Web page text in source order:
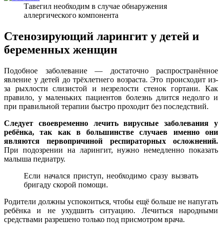
Тавегил необходим в случае обнаружения
аллергического компонента
Стенозирующий ларингит у детей и
беременных женщин
Подобное заболевание — достаточно распространённое
явление у детей до трёхлетнего возраста. Это происходит из-
за рыхлости слизистой и незрелости стенок гортани. Как
правило, у маленьких пациентов болезнь длится недолго и
при правильной терапии быстро проходит без последствий.
Следует своевременно лечить вирусные заболевания у
ребёнка, так как в большинстве случаев именно они
являются первопричиной респираторных осложнений.
При подозрении на ларингит, нужно немедленно показать
малыша педиатру.
Если начался приступ, необходимо сразу вызвать
бригаду скорой помощи.
Родители должны успокоиться, чтобы ещё больше не напугать
ребёнка и не ухудшить ситуацию. Лечиться народными
средствами разрешено только под присмотром врача.